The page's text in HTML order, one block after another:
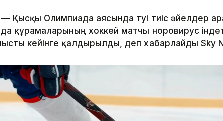
Қысқы Олимпиада аясында өтуі тиіс әйелдер
құрамаларының хоккей матчы норовирус
кейінге қалдырылды, деп хабарлайды Sky